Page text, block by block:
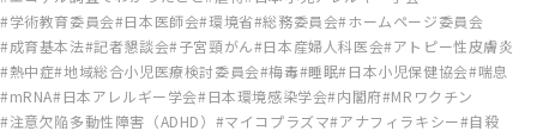
学術教育委員会 日本医師会 環境省 総務委員会 ホームページ委員会
成育基本法 記者懇談会 子宮頸がん 日本産婦人科医会 アトピー性皮膚炎
熱中症 地域総合小児医療検討委員会 梅毒 睡眠 日本小児保健協会 喘息
mRNA 日本アレルギー学会 日本環境感染学会 内閣府 MRワクチン
注意欠陥多動性障害（ADHD）
マイコプラズマ アナフィラキシー
自殺